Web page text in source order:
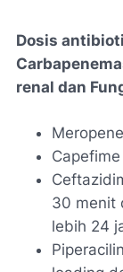
Dosis
renal dan
30 menit
lebih 24